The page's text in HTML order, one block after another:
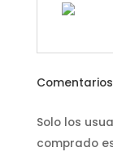
Comentarios
Solo los
comprado